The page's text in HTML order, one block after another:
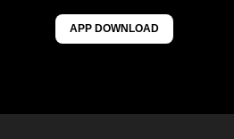
APP DOWNLOAD